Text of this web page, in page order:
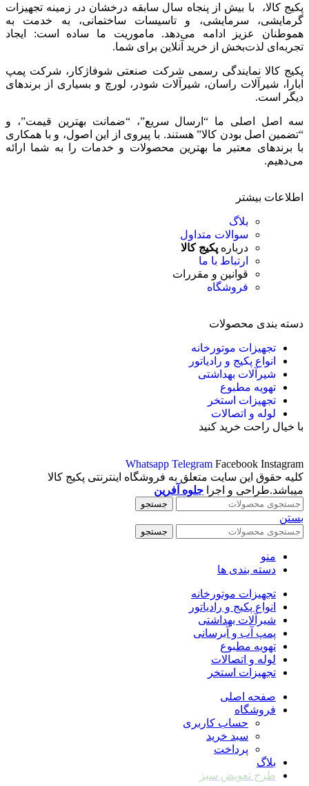
پکیج کالا، با بیش از پنجاه سال سابقه درخشان در زمینه تجهیزات
گرمایشی، سرمایشی، و تاسیسات ساختمانی، به خدمت به
هموطنان عزیز ادامه می‌دهد. ماموریت ما ساده است: ایجاد
تجربه‌ای لذت‌بخش از خرید آنلاین برای شما.
پکیج کالا نمایندگی رسمی شرکت صنعتی شوفاژکار، شرکت پمپ
ابارا، شیرآلات راسان، شیرآلات شودر، لورچ و بسیاری از برندهای
دیگر است.
سه اصل اصلی ما “ارسال سریع”، “ضمانت بهترین قیمت”، و
“تضمین اصل بودن کالا” هستند. با پیروی از این اصول، و با همکاری
با برندهای معتبر ما بهترین محصولات و خدمات را به شما ارائه
می‌دهیم.
اطلاعات بیشتر
بلاگ
سوالات متداول
درباره پکیج کالا
ارتباط با ما
قوانین و مقررات
فروشگاه
دسته بندی محصولات
تجهیزات موتورخانه
انواع پکیج و رادیاتور
شیرآلات بهداشتی
تهویه مطبوع
تجهیزات استخر
لوله و اتصالات
با خیال راحت خرید کنید
Whatsapp Telegram Facebook Instagram
کلیه حقوق این سایت متعلق به فروشگاه اینترنتی پکیج کالا
میباشد.طراحی و اجرا جلوه آفرین
جستجو
بستن
جستجو
منو
دسته بندی ها
تجهیزات موتورخانه
انواع پکیج و رادیاتور
شیرآلات بهداشتی
پمپ آب و آبرسانی
تهویه مطبوع
لوله و اتصالات
تجهیزات استخر
صفحه اصلی
فروشگاه
حساب کاربری
سبد خرید
پرداخت
بلاگ
طرح تعویض سبز